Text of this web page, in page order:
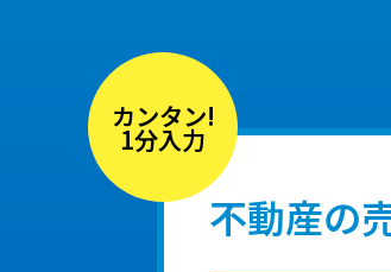
カンタン!
1分入力
不動産の